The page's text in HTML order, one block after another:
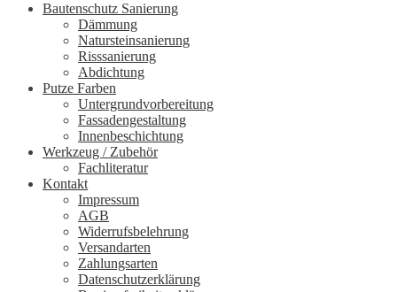
Bautenschutz Sanierung
Dämmung
Natursteinsanierung
Risssanierung
Abdichtung
Putze Farben
Untergrundvorbereitung
Fassadengestaltung
Innenbeschichtung
Werkzeug / Zubehör
Fachliteratur
Kontakt
Impressum
AGB
Widerrufsbelehrung
Versandarten
Zahlungsarten
Datenschutzerklärung